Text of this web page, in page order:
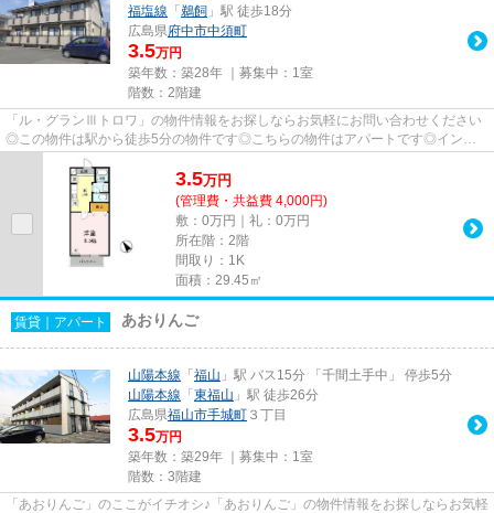
福塩線 「 鵜飼 」駅 徒歩18分
広島県府中市中須町
3.5万円
築年数：築28年 ｜募集中： 1室
階数：2階建
「ル・グランⅢトロワ」の物件情報をお探しならお気軽にお問い合わせください
◎この物件は駅から徒歩5分の物件です◎こちらの物件はアパートです◎インタ
ーネット有り物件なので、ネットを...
3.5万円
(管理費・共益費 4,000円)
敷：0万円｜礼：0万円
所在階：2階
間取り：1K
面積：29.45㎡
賃貸｜アパート あおりんご
山陽本線 「 福山 」駅 バス15分 「千間土手中」 停歩5分
山陽本線 「 東福山 」駅 徒歩26分
広島県福山市手城町 ３丁目
3.5万円
築年数：築29年 ｜募集中： 1室
階数：3階建
「あおりんご」のここがイチオシ♪「あおりんご」の物件情報をお探しならお気軽